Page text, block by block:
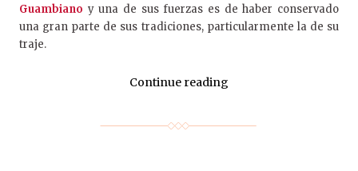
Guambiano y una de sus fuerzas es de haber conservado
una gran parte de sus tradiciones, particularmente la de su
traje.
Continue reading